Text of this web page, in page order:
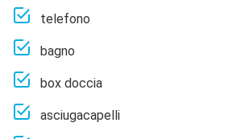
telefono
bagno
box doccia
asciugacapelli